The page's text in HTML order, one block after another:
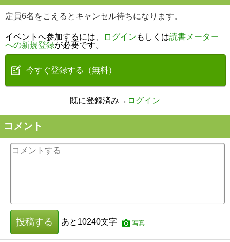
定員6名をこえるとキャンセル待ちになります。
イベントへ参加するには、 ログイン もしくは読書メーター
への新規登録が必要です。
今すぐ登録する（無料）
既に登録済み→ ログイン
コメント
投稿する あと 10240文字 写真